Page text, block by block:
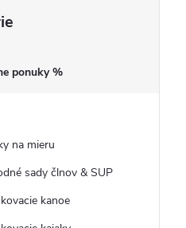
ponuky %
na mieru
sady člnov & SUP
kanoe